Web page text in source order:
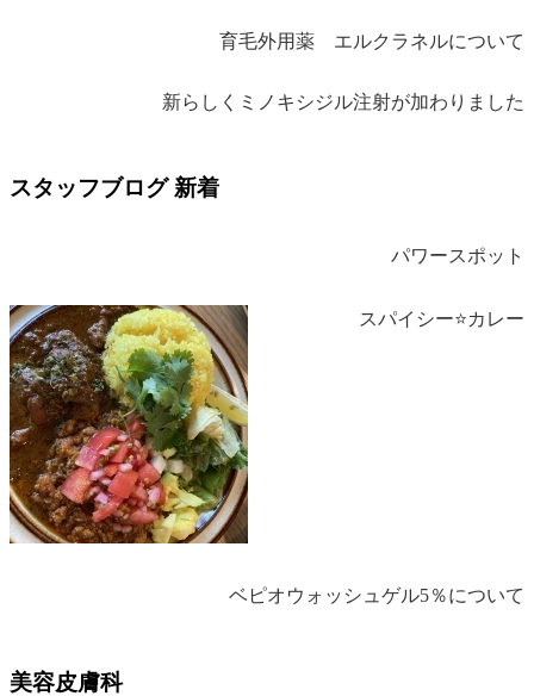
育毛外用薬 エルクラネルについて
新らしくミノキシジル注射が加わりました
スタッフブログ 新着
パワースポット
スパイシー⭐️カレー
ベピオウォッシュゲル5％について
美容皮膚科